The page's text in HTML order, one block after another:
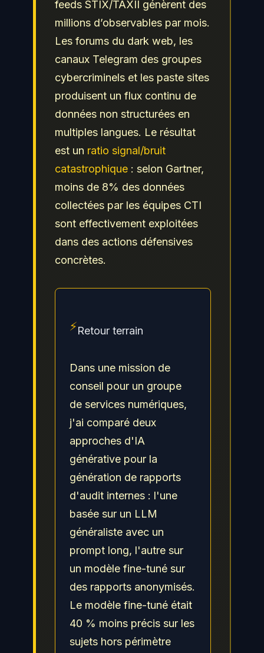
feeds STIX/TAXII génèrent des
millions d’observables par mois.
Les forums du dark web, les
canaux Telegram des groupes
cybercriminels et les paste sites
produisent un flux continu de
données non structurées en
multiples langues. Le résultat
est un ratio signal/bruit
catastrophique : selon Gartner,
moins de 8% des données
collectées par les équipes CTI
sont effectivement exploitées
dans des actions défensives
concrètes.
⚡Retour terrain
Dans une mission de
conseil pour un groupe
de services numériques,
j'ai comparé deux
approches d'IA
générative pour la
génération de rapports
d'audit internes : l'une
basée sur un LLM
généraliste avec un
prompt long, l'autre sur
un modèle fine-tuné sur
des rapports anonymisés.
Le modèle fine-tuné était
40 % moins précis sur les
sujets hors périmètre